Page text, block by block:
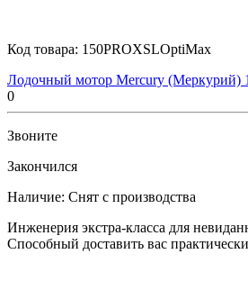
Код товара: 150PROXSLOptiMax
Лодочный мотор Mercury (Меркурий)
0
Звоните
Закончился
Наличие: Снят с производства
Инженерия экстра-класса для
Способный доставить вас